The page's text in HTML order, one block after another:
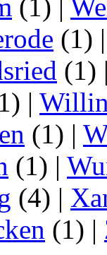
(1) |
(1) |
(1) |
|
(1) |
(1) |
(4) |
(1) |